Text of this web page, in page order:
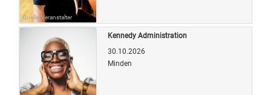
Quelle: Veranstalter
Kennedy Administration
30.10.2026
Minden